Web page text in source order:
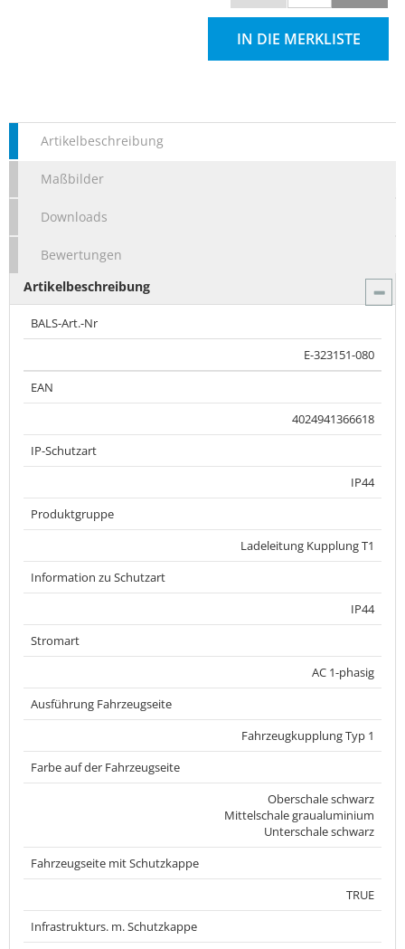
IN DIE MERKLISTE
Artikelbeschreibung
Maßbilder
Downloads
Bewertungen
Artikelbeschreibung
BALS-Art.-Nr
E-323151-080
EAN
4024941366618
IP-Schutzart
IP44
Produktgruppe
Ladeleitung Kupplung T1
Information zu Schutzart
IP44
Stromart
AC 1-phasig
Ausführung Fahrzeugseite
Fahrzeugkupplung Typ 1
Farbe auf der Fahrzeugseite
Oberschale schwarz
Mittelschale graualuminium
Unterschale schwarz
Fahrzeugseite mit Schutzkappe
TRUE
Infrastrukturs. m. Schutzkappe